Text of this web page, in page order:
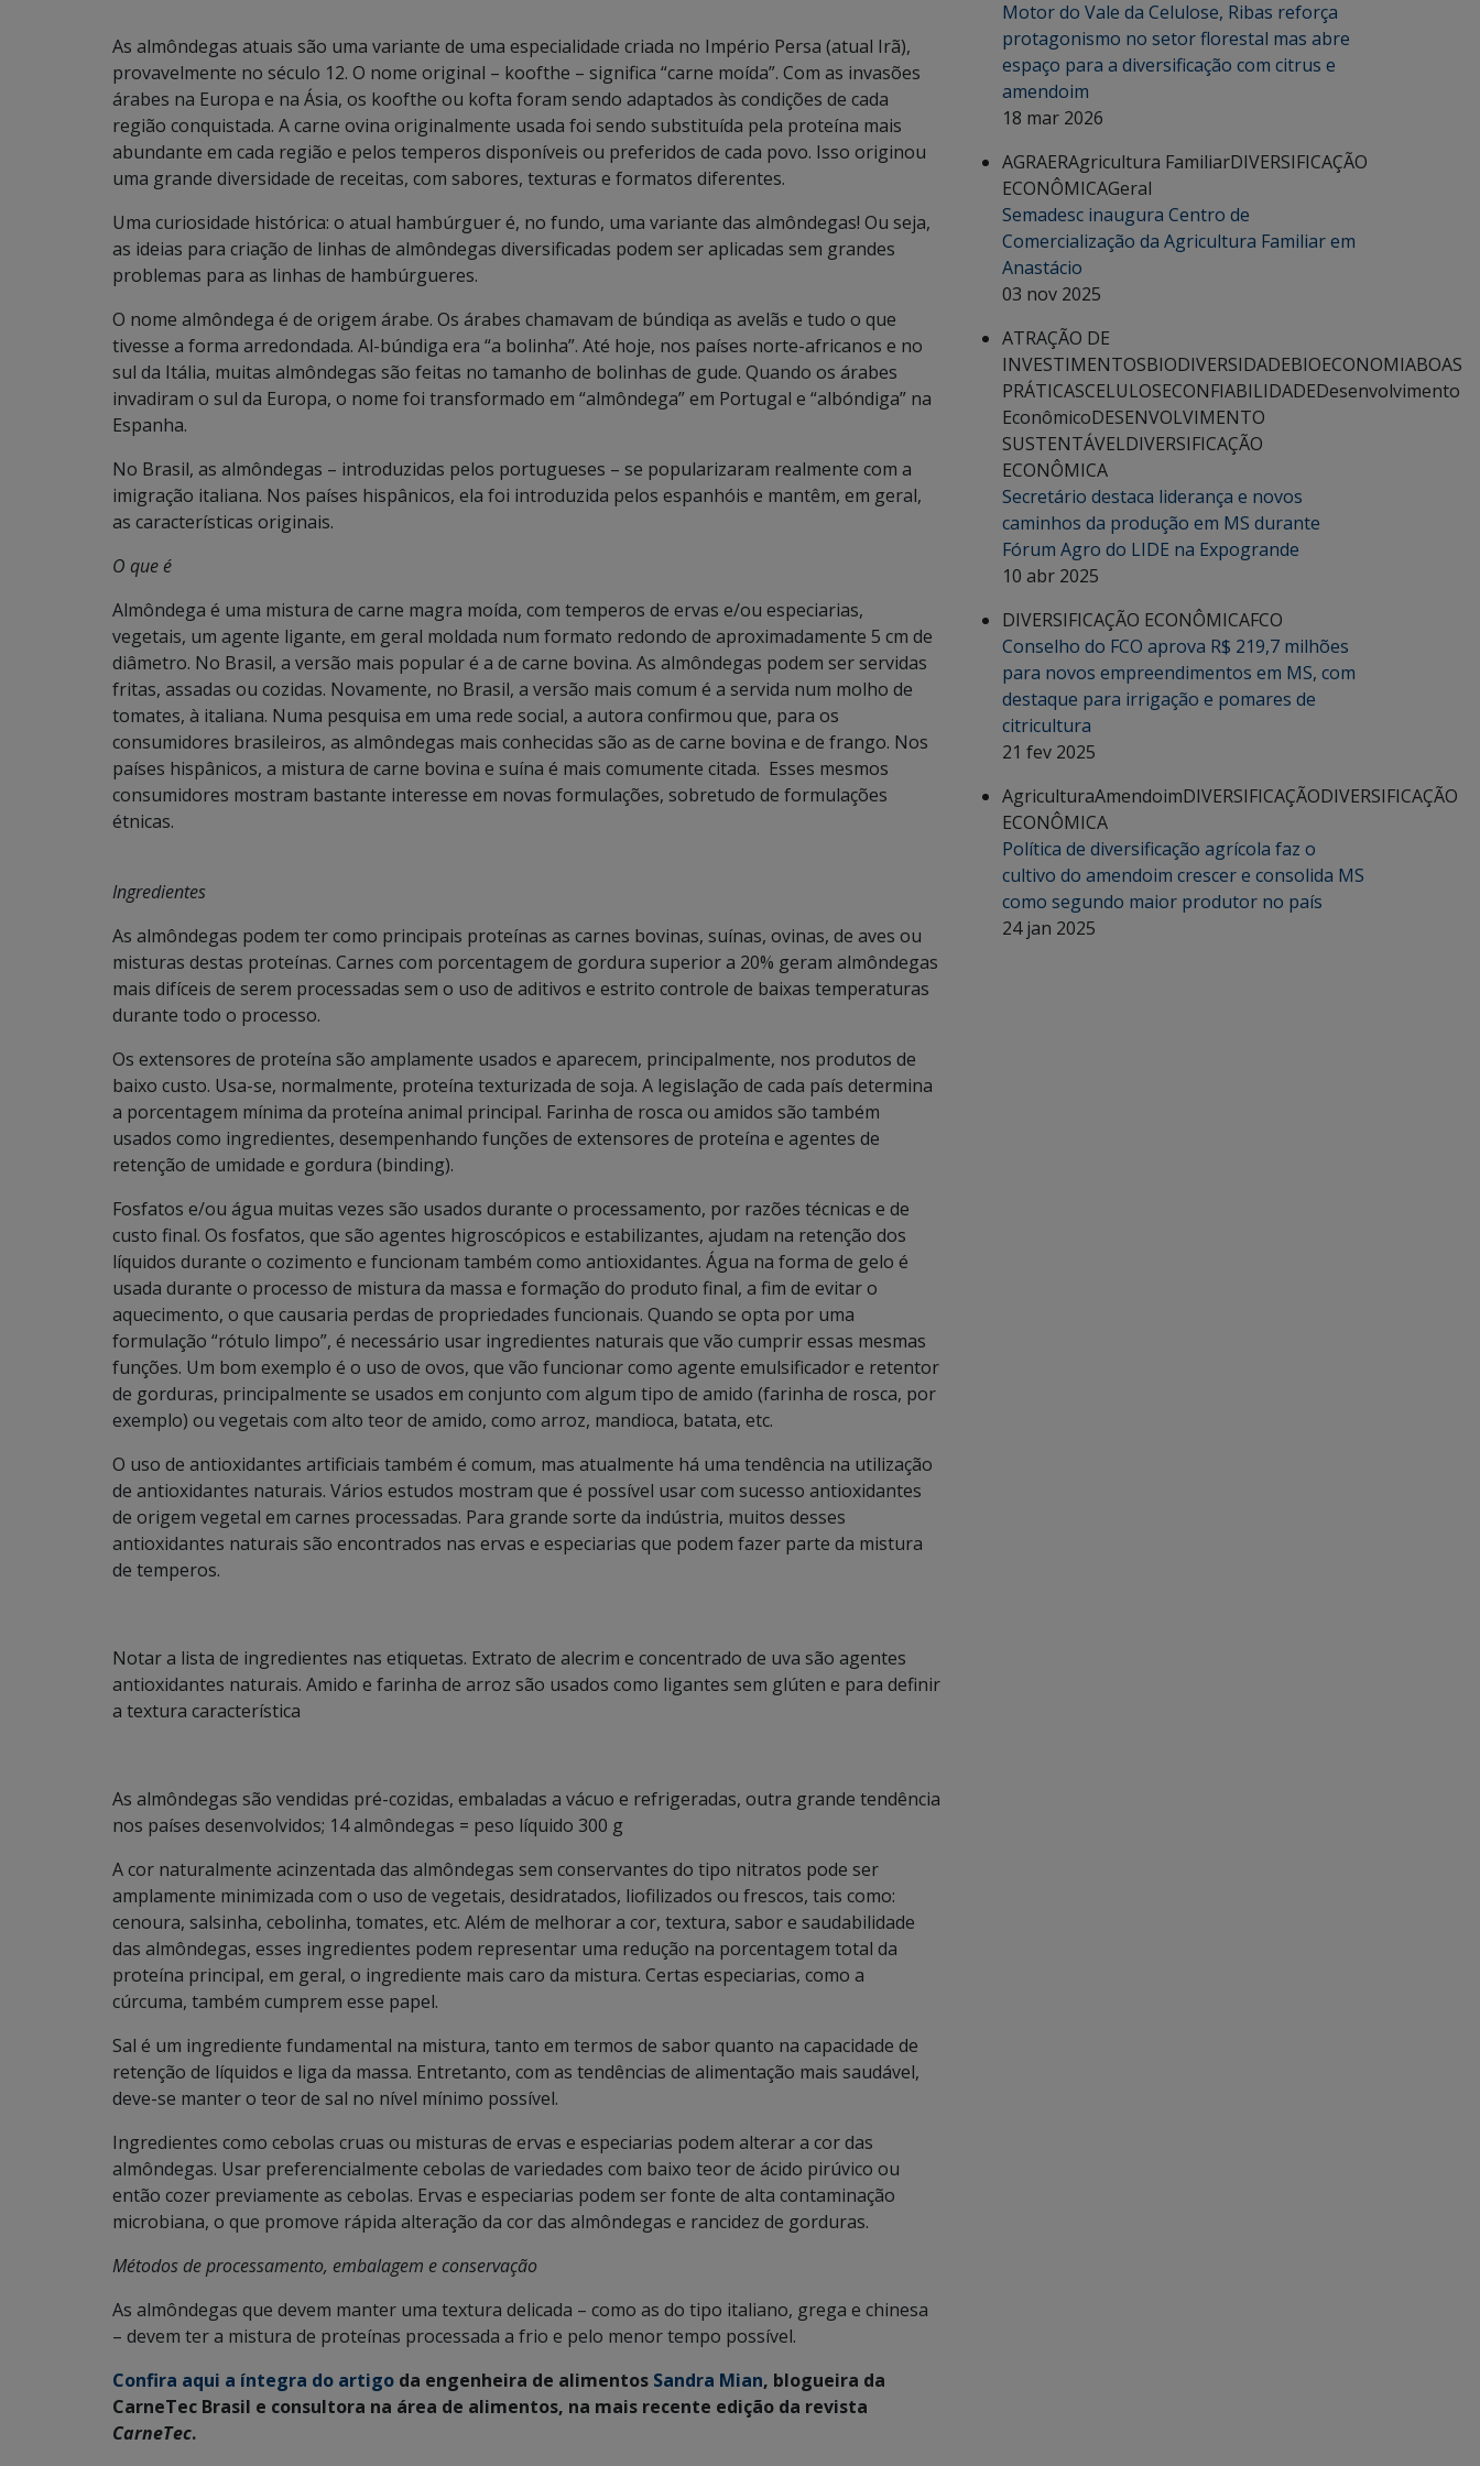
As almôndegas atuais são uma variante de uma especialidade criada no Império Persa (atual Irã),
provavelmente no século 12. O nome original – koofthe – significa “carne moída”. Com as invasões
árabes na Europa e na Ásia, os koofthe ou kofta foram sendo adaptados às condições de cada
região conquistada. A carne ovina originalmente usada foi sendo substituída pela proteína mais
abundante em cada região e pelos temperos disponíveis ou preferidos de cada povo. Isso originou
uma grande diversidade de receitas, com sabores, texturas e formatos diferentes.
Uma curiosidade histórica: o atual hambúrguer é, no fundo, uma variante das almôndegas! Ou seja,
as ideias para criação de linhas de almôndegas diversificadas podem ser aplicadas sem grandes
problemas para as linhas de hambúrgueres.
O nome almôndega é de origem árabe. Os árabes chamavam de búndiqa as avelãs e tudo o que
tivesse a forma arredondada. Al-búndiga era “a bolinha”. Até hoje, nos países norte-africanos e no
sul da Itália, muitas almôndegas são feitas no tamanho de bolinhas de gude. Quando os árabes
invadiram o sul da Europa, o nome foi transformado em “almôndega” em Portugal e “albóndiga” na
Espanha.
No Brasil, as almôndegas – introduzidas pelos portugueses – se popularizaram realmente com a
imigração italiana. Nos países hispânicos, ela foi introduzida pelos espanhóis e mantêm, em geral,
as características originais.
O que é
Almôndega é uma mistura de carne magra moída, com temperos de ervas e/ou especiarias,
vegetais, um agente ligante, em geral moldada num formato redondo de aproximadamente 5 cm de
diâmetro. No Brasil, a versão mais popular é a de carne bovina. As almôndegas podem ser servidas
fritas, assadas ou cozidas. Novamente, no Brasil, a versão mais comum é a servida num molho de
tomates, à italiana. Numa pesquisa em uma rede social, a autora confirmou que, para os
consumidores brasileiros, as almôndegas mais conhecidas são as de carne bovina e de frango. Nos
países hispânicos, a mistura de carne bovina e suína é mais comumente citada. Esses mesmos
consumidores mostram bastante interesse em novas formulações, sobretudo de formulações
étnicas.
Ingredientes
As almôndegas podem ter como principais proteínas as carnes bovinas, suínas, ovinas, de aves ou
misturas destas proteínas. Carnes com porcentagem de gordura superior a 20% geram almôndegas
mais difíceis de serem processadas sem o uso de aditivos e estrito controle de baixas temperaturas
durante todo o processo.
Os extensores de proteína são amplamente usados e aparecem, principalmente, nos produtos de
baixo custo. Usa-se, normalmente, proteína texturizada de soja. A legislação de cada país determina
a porcentagem mínima da proteína animal principal. Farinha de rosca ou amidos são também
usados como ingredientes, desempenhando funções de extensores de proteína e agentes de
retenção de umidade e gordura (binding).
Fosfatos e/ou água muitas vezes são usados durante o processamento, por razões técnicas e de
custo final. Os fosfatos, que são agentes higroscópicos e estabilizantes, ajudam na retenção dos
líquidos durante o cozimento e funcionam também como antioxidantes. Água na forma de gelo é
usada durante o processo de mistura da massa e formação do produto final, a fim de evitar o
aquecimento, o que causaria perdas de propriedades funcionais. Quando se opta por uma
formulação “rótulo limpo”, é necessário usar ingredientes naturais que vão cumprir essas mesmas
funções. Um bom exemplo é o uso de ovos, que vão funcionar como agente emulsificador e retentor
de gorduras, principalmente se usados em conjunto com algum tipo de amido (farinha de rosca, por
exemplo) ou vegetais com alto teor de amido, como arroz, mandioca, batata, etc.
O uso de antioxidantes artificiais também é comum, mas atualmente há uma tendência na utilização
de antioxidantes naturais. Vários estudos mostram que é possível usar com sucesso antioxidantes
de origem vegetal em carnes processadas. Para grande sorte da indústria, muitos desses
antioxidantes naturais são encontrados nas ervas e especiarias que podem fazer parte da mistura
de temperos.
Notar a lista de ingredientes nas etiquetas. Extrato de alecrim e concentrado de uva são agentes
antioxidantes naturais. Amido e farinha de arroz são usados como ligantes sem glúten e para definir
a textura característica
As almôndegas são vendidas pré-cozidas, embaladas a vácuo e refrigeradas, outra grande tendência
nos países desenvolvidos; 14 almôndegas = peso líquido 300 g
A cor naturalmente acinzentada das almôndegas sem conservantes do tipo nitratos pode ser
amplamente minimizada com o uso de vegetais, desidratados, liofilizados ou frescos, tais como:
cenoura, salsinha, cebolinha, tomates, etc. Além de melhorar a cor, textura, sabor e saudabilidade
das almôndegas, esses ingredientes podem representar uma redução na porcentagem total da
proteína principal, em geral, o ingrediente mais caro da mistura. Certas especiarias, como a
cúrcuma, também cumprem esse papel.
Sal é um ingrediente fundamental na mistura, tanto em termos de sabor quanto na capacidade de
retenção de líquidos e liga da massa. Entretanto, com as tendências de alimentação mais saudável,
deve-se manter o teor de sal no nível mínimo possível.
Ingredientes como cebolas cruas ou misturas de ervas e especiarias podem alterar a cor das
almôndegas. Usar preferencialmente cebolas de variedades com baixo teor de ácido pirúvico ou
então cozer previamente as cebolas. Ervas e especiarias podem ser fonte de alta contaminação
microbiana, o que promove rápida alteração da cor das almôndegas e rancidez de gorduras.
Métodos de processamento, embalagem e conservação
As almôndegas que devem manter uma textura delicada – como as do tipo italiano, grega e chinesa
– devem ter a mistura de proteínas processada a frio e pelo menor tempo possível.
Confira aqui a íntegra do artigo da engenheira de alimentos Sandra Mian, blogueira da
CarneTec Brasil e consultora na área de alimentos, na mais recente edição da revista
CarneTec.
Motor do Vale da Celulose, Ribas reforça
protagonismo no setor florestal mas abre
espaço para a diversificação com citrus e
amendoim
18 mar 2026
AGRAERAgricultura FamiliarDIVERSIFICAÇÃO
ECONÔMICAGeral
Semadesc inaugura Centro de
Comercialização da Agricultura Familiar em
Anastácio
03 nov 2025
ATRAÇÃO DE
INVESTIMENTOSBIODIVERSIDADEBIOECONOMIABOAS
PRÁTICASCELULOSECONFIABILIDADEDesenvolvimento
EconômicoDESENVOLVIMENTO
SUSTENTÁVELDIVERSIFICAÇÃO
ECONÔMICA
Secretário destaca liderança e novos
caminhos da produção em MS durante
Fórum Agro do LIDE na Expogrande
10 abr 2025
DIVERSIFICAÇÃO ECONÔMICAFCO
Conselho do FCO aprova R$ 219,7 milhões
para novos empreendimentos em MS, com
destaque para irrigação e pomares de
citricultura
21 fev 2025
AgriculturaAmendoimDIVERSIFICAÇÃODIVERSIFICAÇÃO
ECONÔMICA
Política de diversificação agrícola faz o
cultivo do amendoim crescer e consolida MS
como segundo maior produtor no país
24 jan 2025